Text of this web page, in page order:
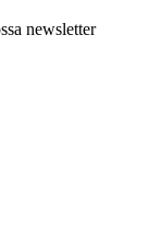
newsletter